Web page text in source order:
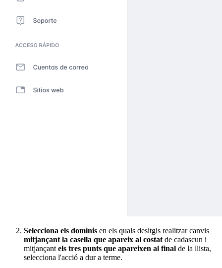
Selecciona els dominis en els quals desitgis realitzar canvis
mitjançant la casella que apareix al costat de cadascun i
mitjançant els tres punts que apareixen al final de la llista,
selecciona l'acció a dur a terme.